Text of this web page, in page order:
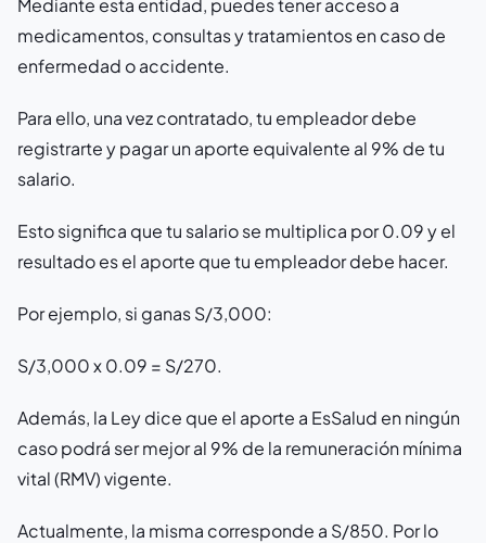
Mediante esta entidad, puedes tener acceso a
medicamentos, consultas y tratamientos en caso de
enfermedad o accidente.
Para ello, una vez contratado, tu empleador debe
registrarte y pagar un aporte equivalente al 9% de tu
salario.
Esto significa que tu salario se multiplica por 0.09 y el
resultado es el aporte que tu empleador debe hacer.
Por ejemplo, si ganas S/3,000:
S/3,000 x 0.09 = S/270.
Además, la Ley dice que el aporte a EsSalud en ningún
caso podrá ser mejor al 9% de la remuneración mínima
vital (RMV) vigente.
Actualmente, la misma corresponde a S/850. Por lo